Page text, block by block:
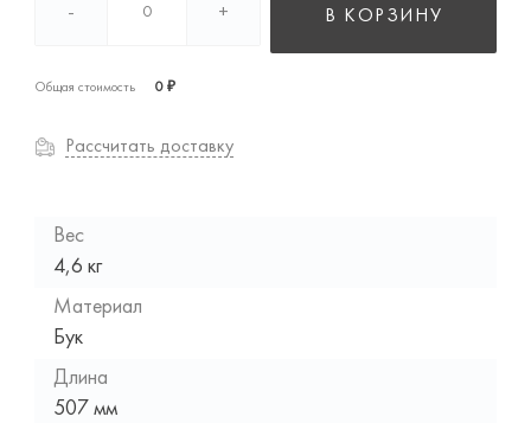
- + В КОРЗИНУ
Общая стоимость 0 ₽
Рассчитать доставку
Вес
4,6 кг
Материал
Бук
Длина
507 мм